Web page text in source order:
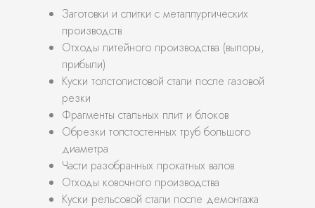
Заготовки и слитки с металлургических
производств
Отходы литейного производства (выпоры,
прибыли)
Куски толстолистовой стали после газовой
резки
Фрагменты стальных плит и блоков
Обрезки толстостенных труб большого
диаметра
Части разобранных прокатных валов
Отходы ковочного производства
Куски рельсовой стали после демонтажа